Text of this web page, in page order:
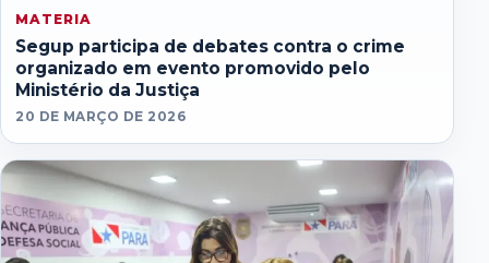
MATERIA
Segup participa de debates contra o crime
organizado em evento promovido pelo
Ministério da Justiça
20 DE MARÇO DE 2026